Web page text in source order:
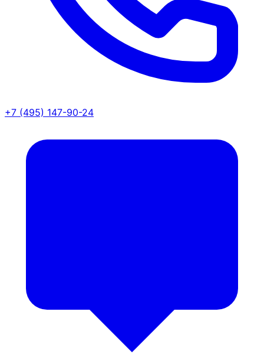
+7 (495) 147-90-24